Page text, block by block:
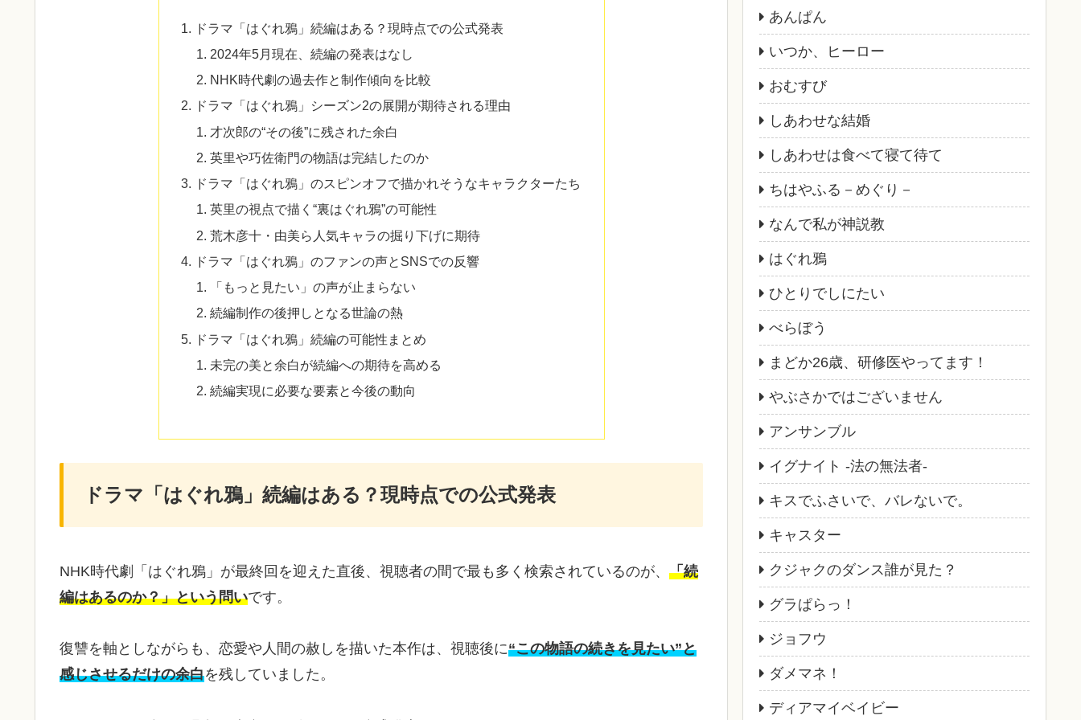
ドラマ「はぐれ鴉」続編はある？現時点での公式発表
2024年5月現在、続編の発表はなし
NHK時代劇の過去作と制作傾向を比較
ドラマ「はぐれ鴉」シーズン2の展開が期待される理由
才次郎の“その後”に残された余白
英里や巧佐衛門の物語は完結したのか
ドラマ「はぐれ鴉」のスピンオフで描かれそうなキャラクターたち
英里の視点で描く“裏はぐれ鴉”の可能性
荒木彦十・由美ら人気キャラの掘り下げに期待
ドラマ「はぐれ鴉」のファンの声とSNSでの反響
「もっと見たい」の声が止まらない
続編制作の後押しとなる世論の熱
ドラマ「はぐれ鴉」続編の可能性まとめ
未完の美と余白が続編への期待を高める
続編実現に必要な要素と今後の動向
ドラマ「はぐれ鴉」続編はある？現時点での公式発表
NHK時代劇「はぐれ鴉」が最終回を迎えた直後、視聴者の間で最も多く検索されているのが、 「続
編はあるのか？」という問いです。
復讐を軸としながらも、恋愛や人間の赦しを描いた本作は、視聴後に“この物語の続きを見たい”と
感じさせるだけの余白を残していました。
あんぱん
いつか、ヒーロー
おむすび
しあわせな結婚
しあわせは食べて寝て待て
ちはやふる－めぐり－
なんで私が神説教
はぐれ鴉
ひとりでしにたい
べらぼう
まどか26歳、研修医やってます！
やぶさかではございません
アンサンブル
イグナイト -法の無法者-
キスでふさいで、バレないで。
キャスター
クジャクのダンス誰が見た？
グラぱらっ！
ジョフウ
ダメマネ！
ディアマイベイビー